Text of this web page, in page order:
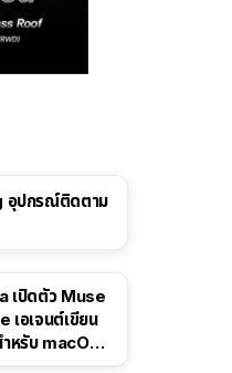
อุปกรณ์ติดตาม
เปิดตัว Muse
เอเจนต์เขียน
ำหรับ macOS